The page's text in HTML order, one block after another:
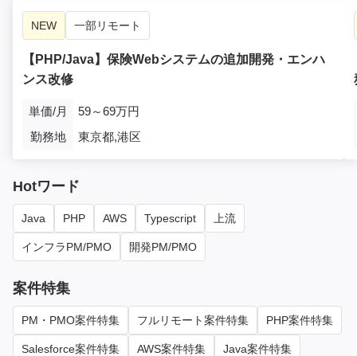
NEW 一部リモート
【PHP/Java】保険Webシステムの追加開発・エンハ
ンス改修
単価/月
59～69万円
勤務地
東京都,港区
Hotワード
Java PHP AWS Typescript 上流
インフラPM/PMO 開発PM/PMO
案件特集
PM・PMO案件特集 フルリモート案件特集 PHP案件特集
Salesforce案件特集 AWS案件特集 Java案件特集